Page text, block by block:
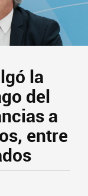
la
del
a
entre